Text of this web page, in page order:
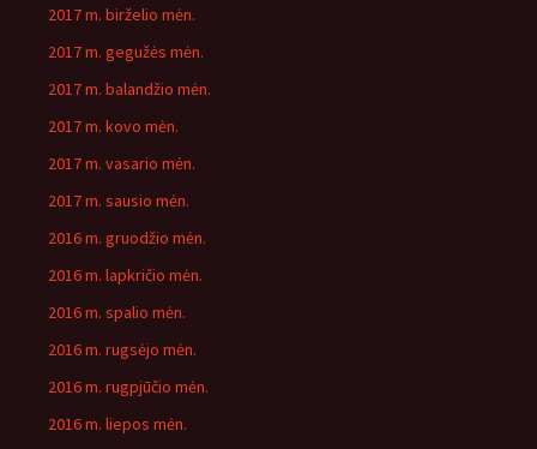
2017 m. birželio mėn.
2017 m. gegužės mėn.
2017 m. balandžio mėn.
2017 m. kovo mėn.
2017 m. vasario mėn.
2017 m. sausio mėn.
2016 m. gruodžio mėn.
2016 m. lapkričio mėn.
2016 m. spalio mėn.
2016 m. rugsėjo mėn.
2016 m. rugpjūčio mėn.
2016 m. liepos mėn.